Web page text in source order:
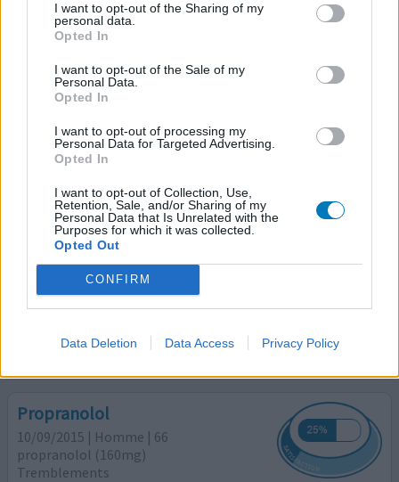
I want to opt-out of the Sharing of my
personal data.
Opted In
I want to opt-out of the Sale of my
Personal Data.
Opted In
I want to opt-out of processing my
Personal Data for Targeted Advertising.
Opted In
I want to opt-out of Collection, Use,
Retention, Sale, and/or Sharing of my
Personal Data that Is Unrelated with the
Purposes for which it was collected.
Opted Out
CONFIRM
Data Deletion Data Access Privacy Policy
pas inquiétée à ce sujet pensant que cela venait du
laroxyl. J'ai donc décidé de l'arrêter en
votre avis 0 réactions
Propranolol
06/12/2015 | Homme | 20
propranolol (40mg)
Tremblements
Efficacité
Quantité effets secondaires
votre avis 0 réactions
Propranolol
10/09/2015 | Homme | 66
propranolol (160mg)
Tremblements